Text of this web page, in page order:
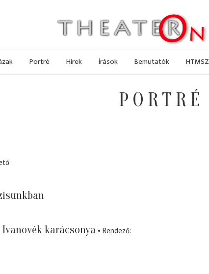
Portré Hírek Írások Bemutatók HTMSZ
PORTRÉ
Ivanovék karácsonya
Rendező